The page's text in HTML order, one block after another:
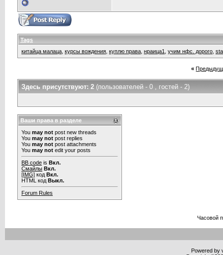
Tags
китайца малаца курсы вождения куплю права нраица1 учим нфс. дорого
«
Здесь присутствуют: 2 (пользователей - 0 , гостей - 2)
Ваши права в разделе
You may not post new threads
You may not post replies
You may not post attachments
You may not edit your posts
BB code is Вкл.
Смайлы Вкл.
[IMG] код Вкл.
HTML код Выкл.
Forum Rules
Часовой
Powered by